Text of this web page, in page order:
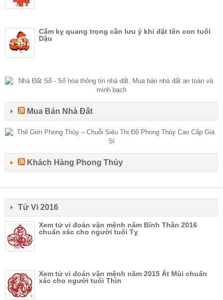
Cấm kỵ quang trọng cần lưu ý khi đặt tên con tuổi
Dậu
Mua Bán Nhà Đất
Khách Hàng Phong Thủy
Tử Vi 2016
Xem tử vi đoán vận mệnh năm Bính Thân 2016
chuẩn xác cho người tuổi Tỵ
Xem tử vi đoán vận mệnh năm 2015 Ất Mùi chuẩn
xác cho người tuổi Thìn